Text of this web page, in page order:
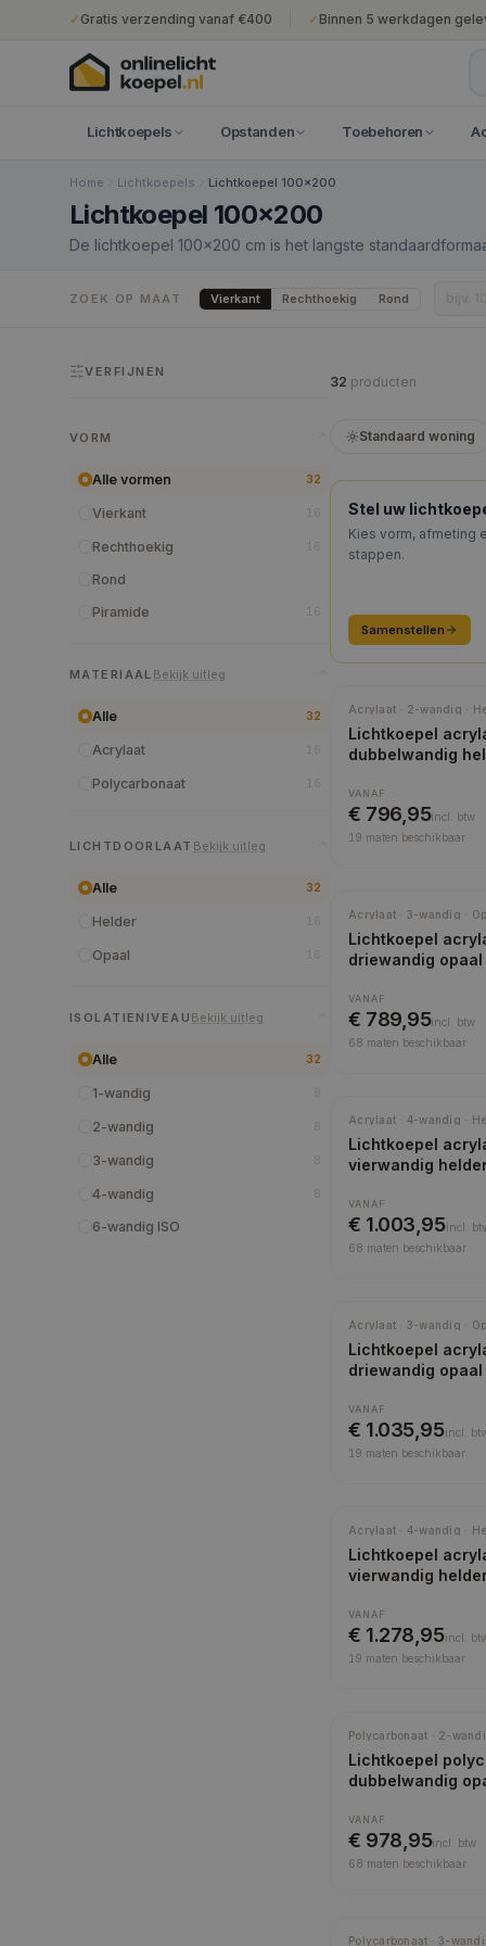
✓ Gratis verzending vanaf €400 ✓ Binnen 5 werkdagen
Lichtkoepels Opstanden Toebehoren
Home Lichtkoepels Lichtkoepel 100x200
Lichtkoepel 100x200
De lichtkoepel 100×200 cm is het langste
commerciële ruimtes. De daksparing van 120×220 cm is
professionele dakwerkzaamheden vereist.
ZOEK OP MAAT Vierkant Rechthoekig Rond
VERFIJNEN
VORM
Alle vormen 32
Vierkant
Rechthoekig
Rond
Piramide
MATERIAAL Bekijk uitleg
Alle 32
Acrylaat
Polycarbonaat
LICHTDOORLAAT Bekijk uitleg
Alle 32
Helder
Opaal
ISOLATIENIVEAU Bekijk uitleg
Alle 32
1-wandig
2-wandig
3-wandig
4-wandig
6-wandig ISO
32 producten
Standaard woning
KEUZEHULP
Stel uw
Kies vorm, afmeting
stappen.
Samenstellen
Acrylaat · 2-wandig ·
Lichtkoepel
dubbelwandig
VANAF
€ 796,95incl.
btw
19 maten beschikbaar
Acrylaat · 3-wandig ·
Lichtkoepel
driewandig opaal
VANAF
€ 789,95incl.
btw
68 maten beschikbaar
Acrylaat · 4-wandig ·
Lichtkoepel
vierwandig
VANAF
€ 1.003,95incl.
68 maten beschikbaar
Acrylaat · 3-wandig ·
Lichtkoepel
driewandig opaal
VANAF
€ 1.035,95incl.
19 maten beschikbaar
Acrylaat · 4-wandig ·
Lichtkoepel
vierwandig
VANAF
€ 1.278,95incl.
19 maten beschikbaar
Polycarbonaat · 2-
Lichtkoepel
dubbelwandig
VANAF
€ 978,95incl.
btw
68 maten beschikbaar
Polycarbonaat · 3-